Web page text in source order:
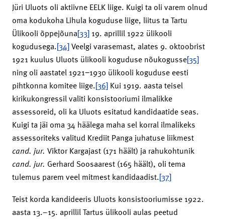
Jüri Uluots oli aktiivne EELK liige. Kuigi ta oli varem olnud
oma kodukoha Lihula koguduse liige, liitus ta Tartu
Ülikooli õppejõuna[33] 19. aprillil 1922 ülikooli
kogudusega.[34]Veelgi varasemast, alates 9. oktoobrist
1921 kuulus Uluots ülikooli koguduse nõukogusse[35]
ning oli aastatel 1921−1930 ülikooli koguduse eesti
pihtkonna komitee liige.[36] Kui 1919. aasta teisel
kirikukongressil valiti konsistooriumi ilmalikke
assessoreid, oli ka Uluots esitatud kandidaatide seas.
Kuigi ta jäi oma 34 häälega maha sel korral ilmalikeks
assessoriteks valitud Krediit Panga juhatuse liikmest
cand. jur. Viktor Kargajast (171 häält) ja rahukohtunik
cand. jur. Gerhard Soosaarest (165 häält), oli tema
tulemus parem veel mitmest kandidaadist.[37]
Teist korda kandideeris Uluots konsistooriumisse 1922.
aasta 13.–15. aprillil Tartus ülikooli aulas peetud